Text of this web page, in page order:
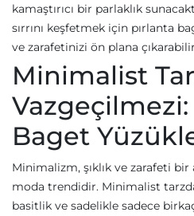
kamaştırıcı bir parlaklık
sırrını keşfetmek için pırlanta
ve zarafetinizi ön plana
Minimalist
Vazgeçilmezi:
Baget
Minimalizm, şıklık ve zarafeti
moda trendidir. Minimalist
basitlik ve sadelikle sadece